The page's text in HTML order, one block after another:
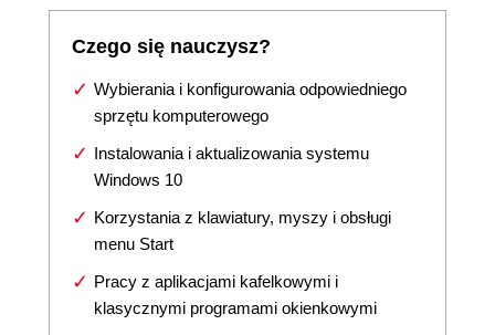
Czego się nauczysz?
Wybierania i konfigurowania odpowiedniego
sprzętu komputerowego
Instalowania i aktualizowania systemu
Windows 10
Korzystania z klawiatury, myszy i obsługi
menu Start
Pracy z aplikacjami kafelkowymi i
klasycznymi programami okienkowymi